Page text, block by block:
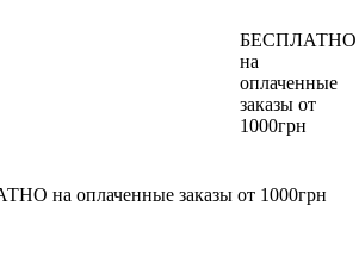
БЕСПЛАТНО
на
оплаченные
заказы от
1000грн
на оплаченные заказы от 1000грн